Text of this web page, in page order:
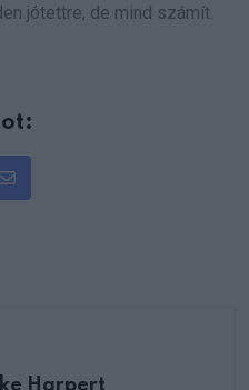
jótettre, de mind számít.
Share
Harpert